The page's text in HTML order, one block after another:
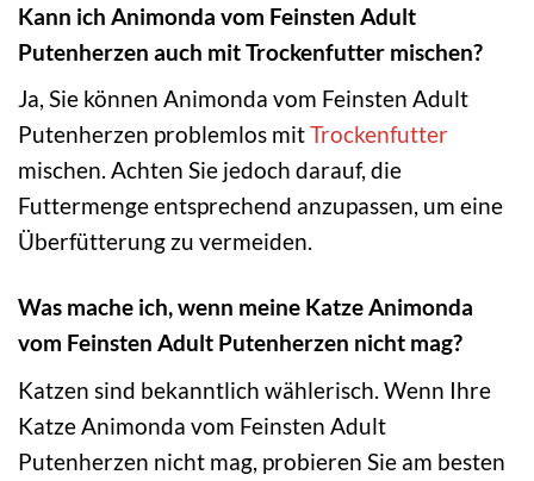
Kann ich Animonda vom Feinsten Adult
Putenherzen auch mit Trockenfutter mischen?
Ja, Sie können Animonda vom Feinsten Adult
Putenherzen problemlos mitTrockenfutter
mischen. Achten Sie jedoch darauf, die
Futtermenge entsprechend anzupassen, um eine
Überfütterung zu vermeiden.
Was mache ich, wenn meine Katze Animonda
vom Feinsten Adult Putenherzen nicht mag?
Katzen sind bekanntlich wählerisch. Wenn Ihre
Katze Animonda vom Feinsten Adult
Putenherzen nicht mag, probieren Sie am besten